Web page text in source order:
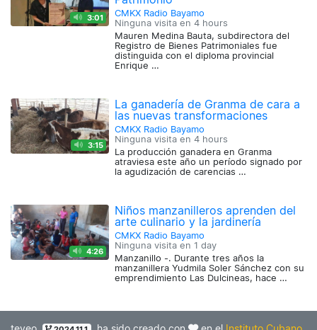
3:01
CMKX Radio Bayamo
Ninguna visita en4 hours
Mauren Medina Bauta, subdirectora del
Registro de Bienes Patrimoniales fue
distinguida con el diploma provincial
Enrique …
3:15
La ganadería de Granma de cara a
las nuevas transformaciones
CMKX Radio Bayamo
Ninguna visita en4 hours
La producción ganadera en Granma
atraviesa este año un período signado por
la agudización de carencias …
4:26
Niños manzanilleros aprenden del
arte culinario y la jardinería
CMKX Radio Bayamo
Ninguna visita en 1 day
Manzanillo -. Durante tres años la
manzanillera Yudmila Soler Sánchez con su
emprendimiento Las Dulcineas, hace …